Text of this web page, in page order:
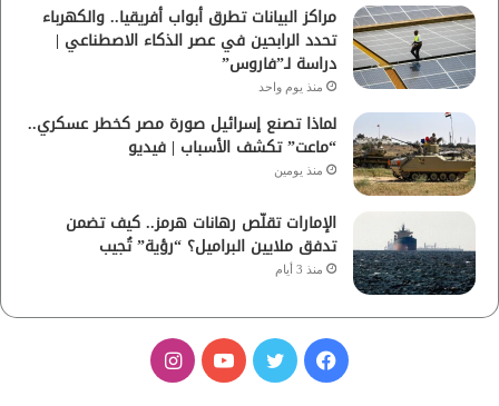
مراكز البيانات تطرق أبواب أفريقيا.. والكهرباء
تحدد الرابحين في عصر الذكاء الاصطناعي |
دراسة لـ”فاروس”
منذ يوم واحد
لماذا تصنع إسرائيل صورة مصر كخطر عسكري..
“ماعت” تكشف الأسباب | فيديو
منذ يومين
الإمارات تقلّص رهانات هرمز.. كيف تضمن
تدفق ملايين البراميل؟ “رؤية” تُجيب
منذ 3 أيام